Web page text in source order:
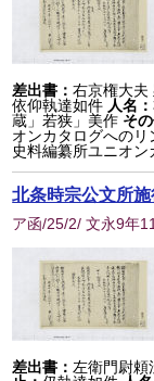
差出書：右京権大夫
依仰執達如件 人名：
蔵」若狭」美作 そ
オンカタログへのリ
史料編纂所ユニオン
北条時宗公文所
ア函/25/2/ 文永9年
差出書： 左衛門尉頼